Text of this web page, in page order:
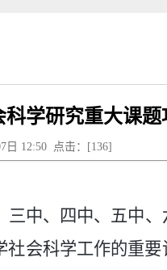
学研究重大课
日 12:50 点击：[136]
中、四中、五中
会科学工作的重